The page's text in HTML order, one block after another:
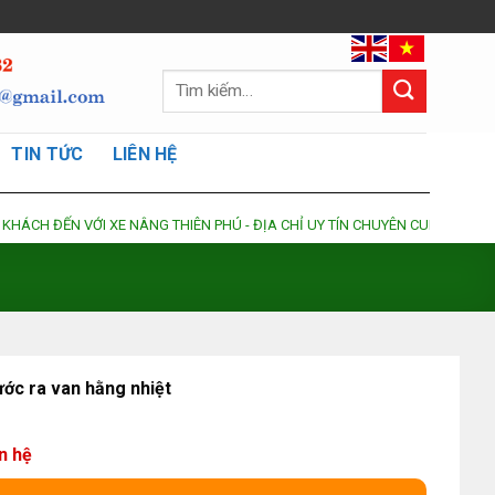
Tìm
TIN TỨC LIÊN HỆ
VỚI XE NÂNG THIÊN PHÚ - ĐỊA CHỈ UY TÍN CHUYÊN CUNG CẤP DỊCH
ra van hằng nhiệt
hệ